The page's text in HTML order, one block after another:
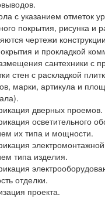
с указанием отметок
покрытия, рисунка и
чертежи
и прокладкой
сантехники с
стен с раскладкой
марки, артикула и
дверных проемов.
осветительного
их типа и мощности.
типа изделия.
отделки.
проекта.